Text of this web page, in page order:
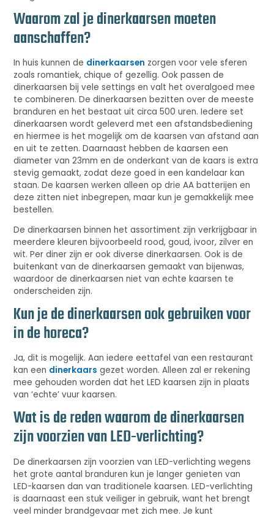
Waarom zal je dinerkaarsen moeten
aanschaffen?
In huis kunnen de dinerkaarsen zorgen voor vele sferen
zoals romantiek, chique of gezellig. Ook passen de
dinerkaarsen bij vele settings en valt het overalgoed mee
te combineren. De dinerkaarsen bezitten over de meeste
branduren en het bestaat uit circa 500 uren. Iedere set
dinerkaarsen wordt geleverd met een afstandsbediening
en hiermee is het mogelijk om de kaarsen van afstand aan
en uit te zetten. Daarnaast hebben de kaarsen een
diameter van 23mm en de onderkant van de kaars is extra
stevig gemaakt, zodat deze goed in een kandelaar kan
staan. De kaarsen werken alleen op drie AA batterijen en
deze zitten niet inbegrepen, maar kun je gemakkelijk mee
bestellen.
De dinerkaarsen binnen het assortiment zijn verkrijgbaar in
meerdere kleuren bijvoorbeeld rood, goud, ivoor, zilver en
wit. Per diner zijn er ook diverse dinerkaarsen. Ook is de
buitenkant van de dinerkaarsen gemaakt van bijenwas,
waardoor de dinerkaarsen niet van echte kaarsen te
onderscheiden zijn.
Kun je de dinerkaarsen ook gebruiken voor
in de horeca?
Ja, dit is mogelijk. Aan iedere eettafel van een restaurant
kan een dinerkaars gezet worden. Alleen zal er rekening
mee gehouden worden dat het LED kaarsen zijn in plaats
van ‘echte’ vuur kaarsen.
Wat is de reden waarom de dinerkaarsen
zijn voorzien van LED-verlichting?
De dinerkaarsen zijn voorzien van LED-verlichting wegens
het grote aantal branduren kun je langer genieten van
LED-kaarsen dan van traditionele kaarsen. LED-verlichting
is daarnaast een stuk veiliger in gebruik, want het brengt
veel minder brandgevaar met zich mee. Je kunt